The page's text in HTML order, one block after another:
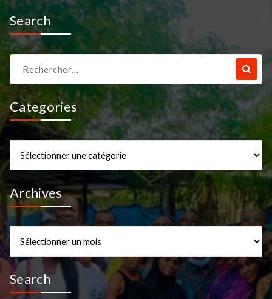
Search
pour :
Categories
Archives
Search